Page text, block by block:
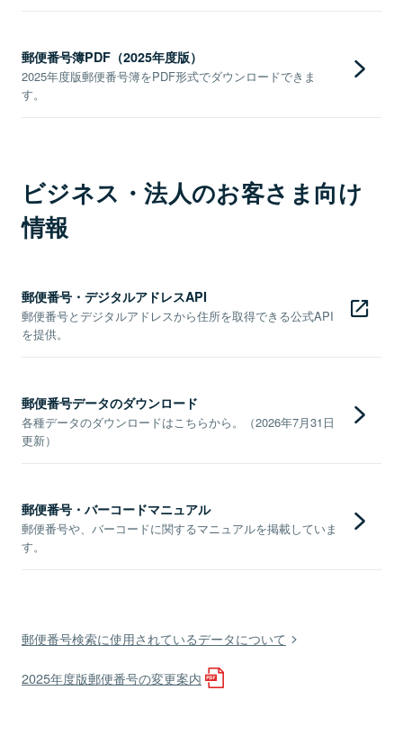
郵便番号簿PDF（2025年度版）
2025年度版郵便番号簿をPDF形式でダウンロードできま
す。
ビジネス・法人のお客さま向け
情報
郵便番号・デジタルアドレスAPI
郵便番号とデジタルアドレスから住所を取得できる公式API
を提供。
郵便番号データのダウンロード
各種データのダウンロードはこちらから。（2026年7月31日
更新）
郵便番号・バーコードマニュアル
郵便番号や、バーコードに関するマニュアルを掲載していま
す。
郵便番号検索に使用されているデータについて
2025年度版郵便番号の変更案内